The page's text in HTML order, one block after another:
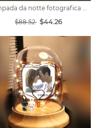
Lampada da notte fotografica magica personalizzata
$88.52 $44.26